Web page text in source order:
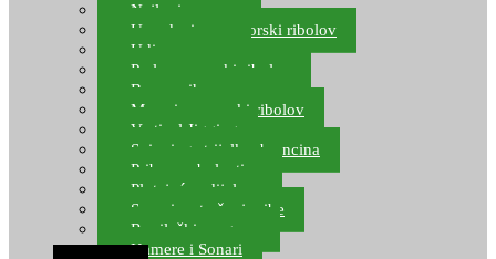
Najloni za more
Upredenice za morski ribolov
Udice za more
Perle za morski ribolov
Brum prihrana za more
Mamci za morski ribolov
Vertical Jigging
Spinning strijelke, brancina
Pribor za bolentino
Plutajuća odijela
Sonari za traženje ribe
Ronilački program
Kamere i Sonari